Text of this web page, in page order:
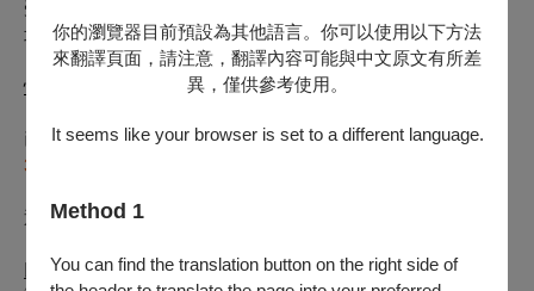
你的瀏覽器目前預設為其他語言。你可以使用以下方法
來翻譯頁面，請注意，翻譯內容可能與中文原文有所差
異，僅供參考使用。
It seems like your browser is set to a different language.
Method 1
You can find the translation button on the right side of
受到巴威颱風影響，依照行政院人事行政總處公告7/11(六)新
北市全面停班停課，為考量民眾安全，訂於2026年07月11日
（六）17:30於國家電影及視聽文化中心 小影格演出之《酷娃
恰莉：一同孤獨》
，將延期至2025年07月25日（六）12:00
已購票觀眾可持原票券入場；若因異動不克前往，2026年07月
31日
退票辦法如下：
以「信用卡、行動支付、文化幣全額支付」購票：